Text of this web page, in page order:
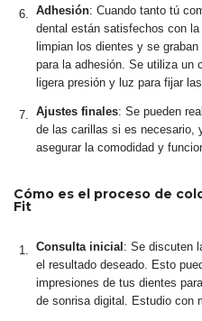
Adhesión: Cuando tanto tú
dental están satisfechos con
limpian los dientes y se
para la adhesión. Se utiliza un
ligera presión y luz para fijar
Ajustes finales: Se pueden
de las carillas si es necesario,
asegurar la comodidad y
Cómo es el proceso de
Fit
Consulta inicial: Se discuten
el resultado deseado. Esto
impresiones de tus dientes
de sonrisa digital. Estudio con